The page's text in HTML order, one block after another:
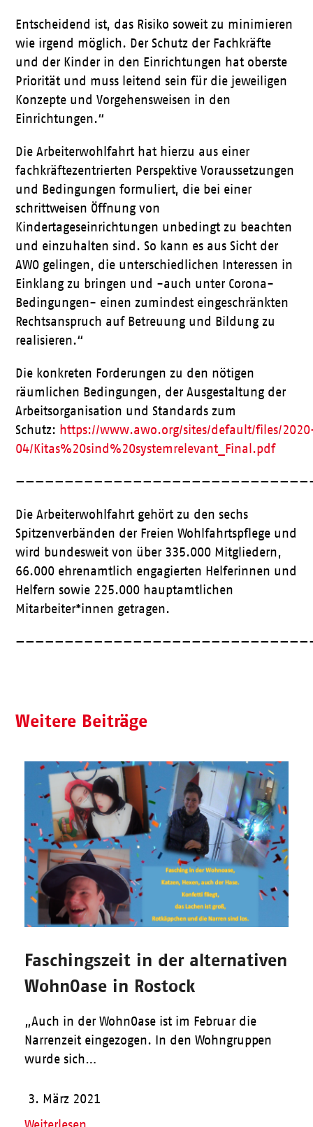
Entscheidend ist, das Risiko soweit zu minimieren
wie irgend möglich. Der Schutz der Fachkräfte
und der Kinder in den Einrichtungen hat oberste
Priorität und muss leitend sein für die jeweiligen
Konzepte und Vorgehensweisen in den
Einrichtungen.“
Die Arbeiterwohlfahrt hat hierzu aus einer
fachkräftezentrierten Perspektive Voraussetzungen
und Bedingungen formuliert, die bei einer
schrittweisen Öffnung von
Kindertageseinrichtungen unbedingt zu beachten
und einzuhalten sind. So kann es aus Sicht der
AWO gelingen, die unterschiedlichen Interessen in
Einklang zu bringen und -auch unter Corona-
Bedingungen- einen zumindest eingeschränkten
Rechtsanspruch auf Betreuung und Bildung zu
realisieren.“
Die konkreten Forderungen zu den nötigen
räumlichen Bedingungen, der Ausgestaltung der
Arbeitsorganisation und Standards zum
Schutz: https://www.awo.org/sites/default/files/
04/Kitas%20sind%20systemrelevant_Final.pdf
Die Arbeiterwohlfahrt gehört zu den sechs
Spitzenverbänden der Freien Wohlfahrtspflege und
wird bundesweit von über 335.000 Mitgliedern,
66.000 ehrenamtlich engagierten Helferinnen und
Helfern sowie 225.000 hauptamtlichen
Mitarbeiter*innen getragen.
Weitere Beiträge
Faschingszeit in der alternativen
WohnOase in Rostock
„Auch in der WohnOase ist im Februar die
Narrenzeit eingezogen. In den Wohngruppen
wurde sich…
3. März 2021